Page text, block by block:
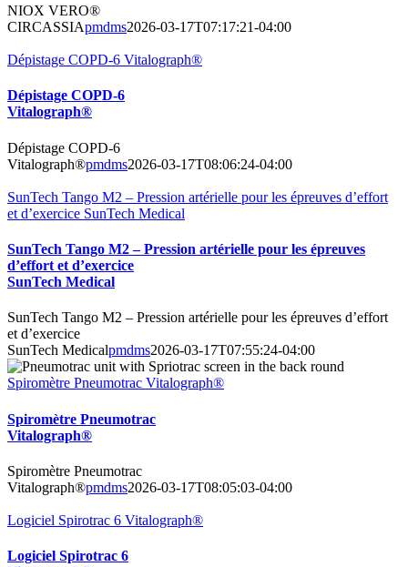
NIOX VERO®
CIRCASSIApmdms2026-03-17T07:17:21-04:00
Dépistage COPD-6 Vitalograph®
Dépistage COPD-6
Vitalograph®
Dépistage COPD-6
Vitalograph®pmdms2026-03-17T08:06:24-04:00
SunTech Tango M2 – Pression artérielle pour les épreuves d’effort
et d’exercice SunTech Medical
SunTech Tango M2 – Pression artérielle pour les épreuves
d’effort et d’exercice
SunTech Medical
SunTech Tango M2 – Pression artérielle pour les épreuves d’effort
et d’exercice
SunTech Medicalpmdms2026-03-17T07:55:24-04:00
Spiromètre Pneumotrac Vitalograph®
Spiromètre Pneumotrac
Vitalograph®
Spiromètre Pneumotrac
Vitalograph®pmdms2026-03-17T08:05:03-04:00
Logiciel Spirotrac 6 Vitalograph®
Logiciel Spirotrac 6